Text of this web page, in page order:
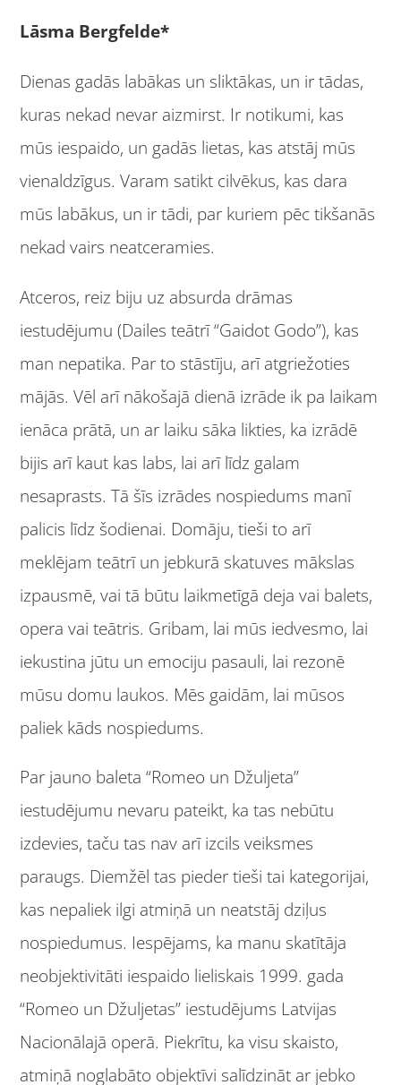
Lāsma Bergfelde*
Dienas gadās labākas un sliktākas, un ir tādas,
kuras nekad nevar aizmirst. Ir notikumi, kas
mūs iespaido, un gadās lietas, kas atstāj mūs
vienaldzīgus. Varam satikt cilvēkus, kas dara
mūs labākus, un ir tādi, par kuriem pēc tikšanās
nekad vairs neatceramies.
Atceros, reiz biju uz absurda drāmas
iestudējumu (Dailes teātrī “Gaidot Godo”), kas
man nepatika. Par to stāstīju, arī atgriežoties
mājās. Vēl arī nākošajā dienā izrāde ik pa laikam
ienāca prātā, un ar laiku sāka likties, ka izrādē
bijis arī kaut kas labs, lai arī līdz galam
nesaprasts. Tā šīs izrādes nospiedums manī
palicis līdz šodienai. Domāju, tieši to arī
meklējam teātrī un jebkurā skatuves mākslas
izpausmē, vai tā būtu laikmetīgā deja vai balets,
opera vai teātris. Gribam, lai mūs iedvesmo, lai
iekustina jūtu un emociju pasauli, lai rezonē
mūsu domu laukos. Mēs gaidām, lai mūsos
paliek kāds nospiedums.
Par jauno baleta “Romeo un Džuljeta”
iestudējumu nevaru pateikt, ka tas nebūtu
izdevies, taču tas nav arī izcils veiksmes
paraugs. Diemžēl tas pieder tieši tai kategorijai,
kas nepaliek ilgi atmiņā un neatstāj dziļus
nospiedumus. Iespējams, ka manu skatītāja
neobjektivitāti iespaido lieliskais 1999. gada
“Romeo un Džuljetas” iestudējums Latvijas
Nacionālajā operā. Piekrītu, ka visu skaisto,
atmiņā noglabāto objektīvi salīdzināt ar jebko